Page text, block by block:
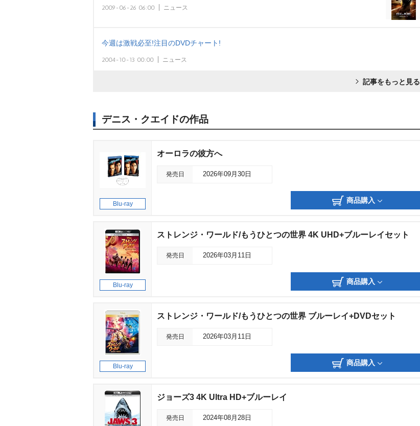
2009-06-26 06:00 ニュース
今週は激戦必至!注目のDVDチャート!
2004-10-13 00:00 ニュース
記事をもっと見る
デニス・クエイドの作品
Blu-ray
オーロラの彼方へ
発売日 2026年09月30日
商品購入
Blu-ray
ストレンジ・ワールド/もうひとつの世界 4K UHD+ブルーレイセット
発売日 2026年03月11日
商品購入
Blu-ray
ストレンジ・ワールド/もうひとつの世界 ブルーレイ+DVDセット
発売日 2026年03月11日
商品購入
ジョーズ3 4K Ultra HD+ブルーレイ
発売日 2024年08月28日